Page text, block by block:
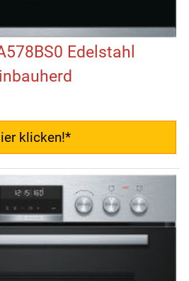
Edelstahl
klicken!*